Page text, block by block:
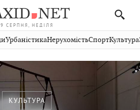
9 СЕРПНЯ, НЕДІЛЯ
Публікації
Авто СловкоКультура
Кіно
Краєзнавство
Фото
Нерухомість
Домашні
тварини
УрбаністикаНерухомістьСпортКультура
КУЛЬТУРА